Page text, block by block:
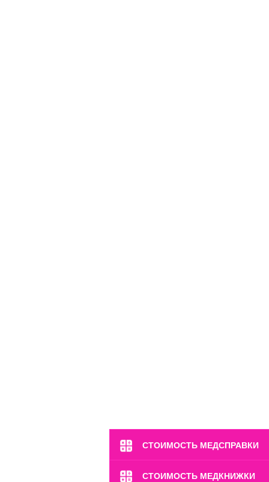
СТОИМОСТЬ МЕДСПРАВКИ
СТОИМОСТЬ МЕДКНИЖКИ